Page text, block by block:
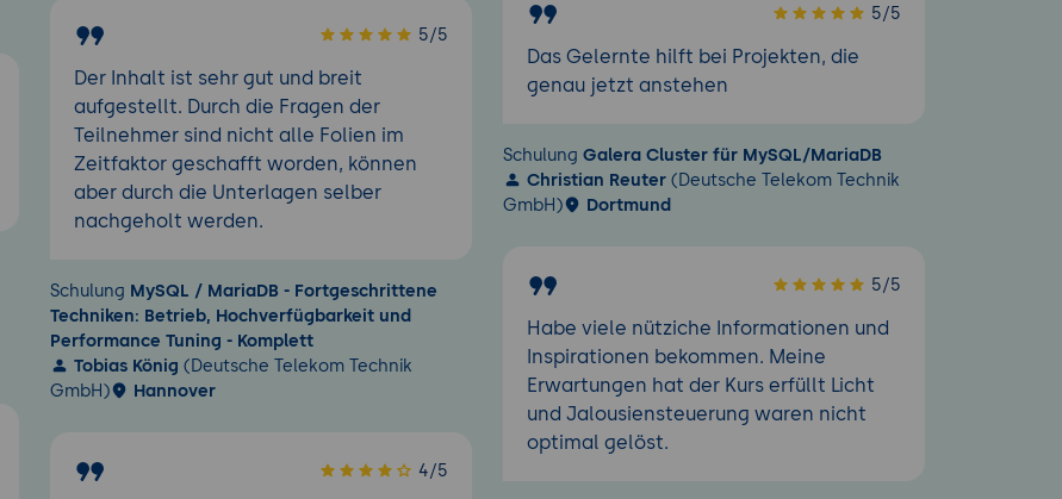
5/5
Der Inhalt ist sehr gut und breit
aufgestellt. Durch die Fragen der
Teilnehmer sind nicht alle Folien im
Zeitfaktor geschafft worden, können
aber durch die Unterlagen selber
nachgeholt werden.
Schulung MySQL / MariaDB - Fortgeschrittene
Techniken: Betrieb, Hochverfügbarkeit und
Performance Tuning - Komplett
Tobias König (Deutsche Telekom Technik
GmbH)
Hannover
4/5
5/5
Das Gelernte hilft bei Projekten, die
genau jetzt anstehen
Schulung Galera Cluster für MySQL/MariaDB
Christian Reuter (Deutsche Telekom Technik
GmbH)
Dortmund
5/5
Habe viele nütziche Informationen und
Inspirationen bekommen. Meine
Erwartungen hat der Kurs erfüllt Licht
und Jalousiensteuerung waren nicht
optimal gelöst.